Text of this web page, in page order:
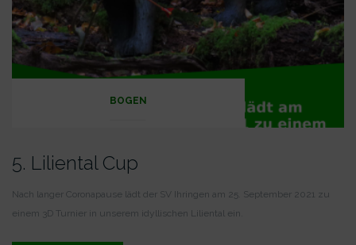
BOGEN
5. Liliental Cup
Nach langer Coronapause lädt der SV Ihringen am 25. September 2021 zu
einem 3D Turnier in unserem idyllischen Liliental ein.